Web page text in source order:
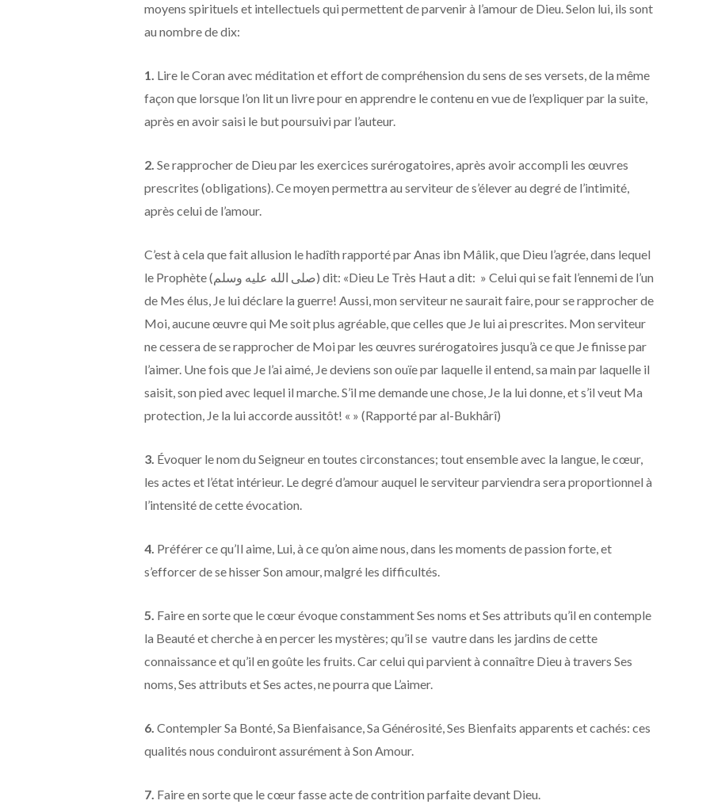
moyens spirituels et intellectuels qui permettent de parvenir à l’amour de Dieu. Selon lui, ils sont
au nombre de dix:
1. Lire le Coran avec méditation et effort de compréhension du sens de ses versets, de la même
façon que lorsque l’on lit un livre pour en apprendre le contenu en vue de l’expliquer par la suite,
après en avoir saisi le but poursuivi par l’auteur.
2. Se rapprocher de Dieu par les exercices surérogatoires, après avoir accompli les œuvres
prescrites (obligations). Ce moyen permettra au serviteur de s’élever au degré de l’intimité,
après celui de l’amour.
C’est à cela que fait allusion le hadîth rapporté par Anas ibn Mâlik, que Dieu l’agrée, dans lequel
le Prophète (صلى الله عليه وسلم) dit: «Dieu Le Très Haut a dit: » Celui qui se fait l’ennemi de l’un
de Mes élus, Je lui déclare la guerre! Aussi, mon serviteur ne saurait faire, pour se rapprocher de
Moi, aucune œuvre qui Me soit plus agréable, que celles que Je lui ai prescrites. Mon serviteur
ne cessera de se rapprocher de Moi par les œuvres surérogatoires jusqu’à ce que Je finisse par
l’aimer. Une fois que Je l’ai aimé, Je deviens son ouïe par laquelle il entend, sa main par laquelle il
saisit, son pied avec lequel il marche. S’il me demande une chose, Je la lui donne, et s’il veut Ma
protection, Je la lui accorde aussitôt! « » (Rapporté par al-Bukhârî)
3. Évoquer le nom du Seigneur en toutes circonstances; tout ensemble avec la langue, le cœur,
les actes et l’état intérieur. Le degré d’amour auquel le serviteur parviendra sera proportionnel à
l’intensité de cette évocation.
4. Préférer ce qu’Il aime, Lui, à ce qu’on aime nous, dans les moments de passion forte, et
s’efforcer de se hisser Son amour, malgré les difficultés.
5. Faire en sorte que le cœur évoque constamment Ses noms et Ses attributs qu’il en contemple
la Beauté et cherche à en percer les mystères; qu’il se vautre dans les jardins de cette
connaissance et qu’il en goûte les fruits. Car celui qui parvient à connaître Dieu à travers Ses
noms, Ses attributs et Ses actes, ne pourra que L’aimer.
6. Contempler Sa Bonté, Sa Bienfaisance, Sa Générosité, Ses Bienfaits apparents et cachés: ces
qualités nous conduiront assurément à Son Amour.
7. Faire en sorte que le cœur fasse acte de contrition parfaite devant Dieu.